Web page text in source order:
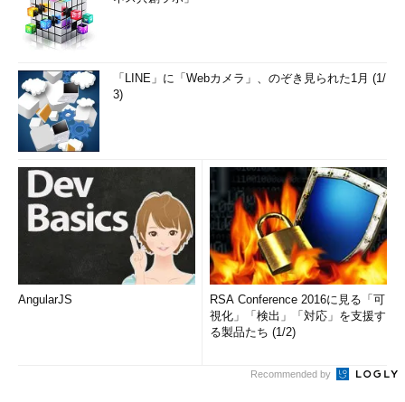
「LINE」に「Webカメラ」、のぞき見られた1月 (1/
3)
AngularJS
RSA Conference 2016に見る「可
視化」「検出」「対応」を支援す
る製品たち (1/2)
Recommended by